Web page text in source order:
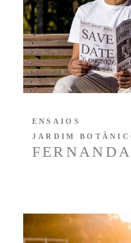
ENSAIOS
JARDIM